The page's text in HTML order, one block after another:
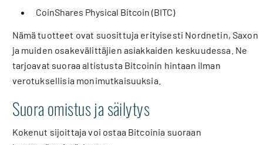
CoinShares Physical Bitcoin (BITC)
Nämä tuotteet ovat suosittuja erityisesti Nordnetin, Saxon
ja muiden osakevälittäjien asiakkaiden keskuudessa. Ne
tarjoavat suoraa altistusta Bitcoinin hintaan ilman
verotuksellisia monimutkaisuuksia.
Suora omistus ja säilytys
Kokenut sijoittaja voi ostaa Bitcoinia suoraan